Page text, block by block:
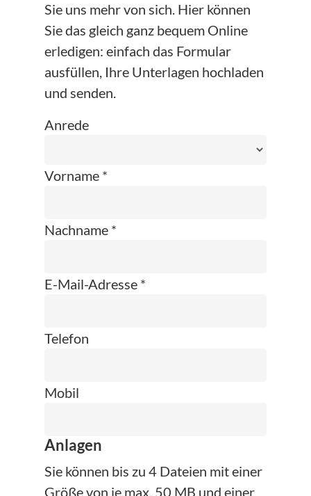
Sie uns mehr von sich. Hier können
Sie das gleich ganz bequem Online
erledigen: einfach das Formular
ausfüllen, Ihre Unterlagen hochladen
und senden.
Anrede
Vorname *
Nachname *
E-Mail-Adresse *
Telefon
Mobil
Anlagen
Sie können bis zu 4 Dateien mit einer
Größe von je max. 50 MB und einer